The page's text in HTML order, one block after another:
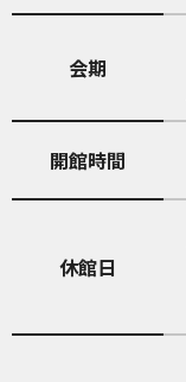
会期
開館時間
休館日